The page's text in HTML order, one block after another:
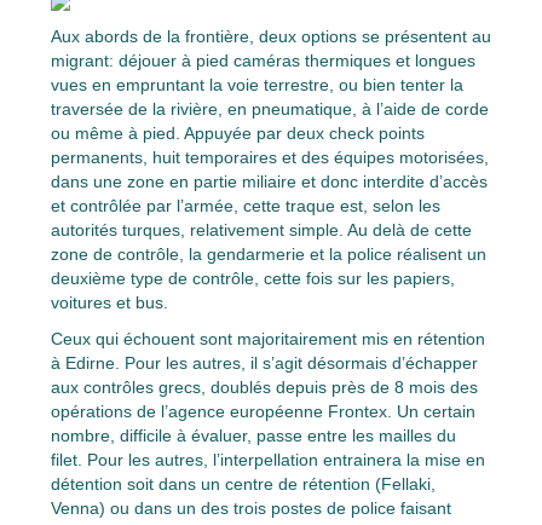
Aux abords de la frontière, deux options se présentent au
migrant: déjouer à pied caméras thermiques et longues
vues en empruntant la voie terrestre, ou bien tenter la
traversée de la rivière, en pneumatique, à l’aide de corde
ou même à pied. Appuyée par deux check points
permanents, huit temporaires et des équipes motorisées,
dans une zone en partie miliaire et donc interdite d’accès
et contrôlée par l’armée, cette traque est, selon les
autorités turques, relativement simple. Au delà de cette
zone de contrôle, la gendarmerie et la police réalisent un
deuxième type de contrôle, cette fois sur les papiers,
voitures et bus.
Ceux qui échouent sont majoritairement mis en rétention
à Edirne. Pour les autres, il s’agit désormais d’échapper
aux contrôles grecs, doublés depuis près de 8 mois des
opérations de l’agence européenne Frontex. Un certain
nombre, difficile à évaluer, passe entre les mailles du
filet. Pour les autres, l’interpellation entrainera la mise en
détention soit dans un centre de rétention (Fellaki,
Venna) ou dans un des trois postes de police faisant